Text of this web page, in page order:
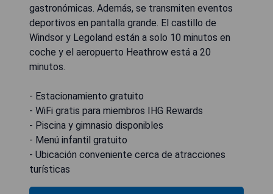
gastronómicas. Además, se transmiten eventos
deportivos en pantalla grande. El castillo de
Windsor y Legoland están a solo 10 minutos en
coche y el aeropuerto Heathrow está a 20
minutos.
- Estacionamiento gratuito
- WiFi gratis para miembros IHG Rewards
- Piscina y gimnasio disponibles
- Menú infantil gratuito
- Ubicación conveniente cerca de atracciones
turísticas